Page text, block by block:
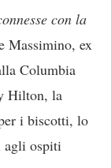
con la
Massimino, ex
Columbia
Hilton, la
i biscotti, lo
agli ospiti